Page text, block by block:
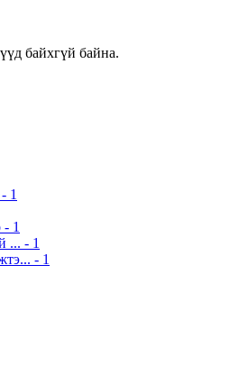
байхгүй байна.
- 1
- 1
... - 1
- 1